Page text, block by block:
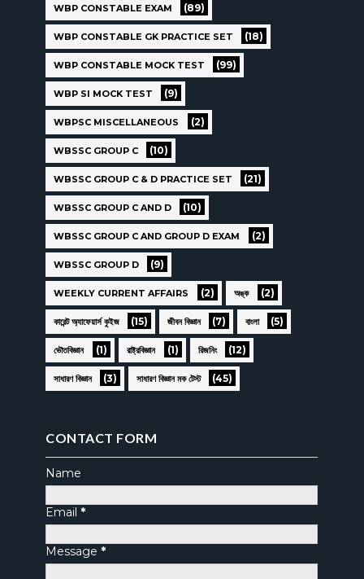
WBP CONSTABLE EXAM (89)
WBP CONSTABLE GK PRACTICE SET (18)
WBP CONSTABLE MOCK TEST (99)
WBP SI MOCK TEST (9)
WBPSC MISCELLANEOUS (2)
WBSSC GROUP C (10)
WBSSC GROUP C & D PRACTICE SET (21)
WBSSC GROUP C AND D (10)
WBSSC GROUP C AND GROUP D EXAM (2)
WBSSC GROUP D (9)
WEEKLY CURRENT AFFAIRS (2) অঙ্ক (2)
কারেন্ট অ্যাফেয়ার্স কুইজ (15) জীবন বিজ্ঞান (7) বাংলা (5)
ভৌতবিজ্ঞান (1) রাষ্ট্রবিজ্ঞান (1) রিজনিং (12)
সাধারণ বিজ্ঞান (3) সাধারণ বিজ্ঞান মক টেস্ট (45)
CONTACT FORM
Name
Email *
Message *